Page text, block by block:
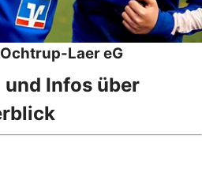
Laer eG
Infos über